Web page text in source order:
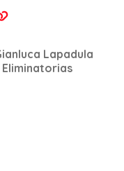
Lapadula